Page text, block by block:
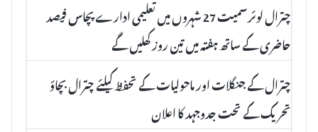
چترال لوئرسمیت 27 شہروں میں تعلیمی ادارے پچاس فیصد
حاضری کے ساتھ ہفتہ میں تین روز کھلیں گے
چترال کے جنگلات اور ماحولیات کے تحفظ کیلئے چترال بچاؤ
تحریک کے تحت جدوجہد کا اعلان